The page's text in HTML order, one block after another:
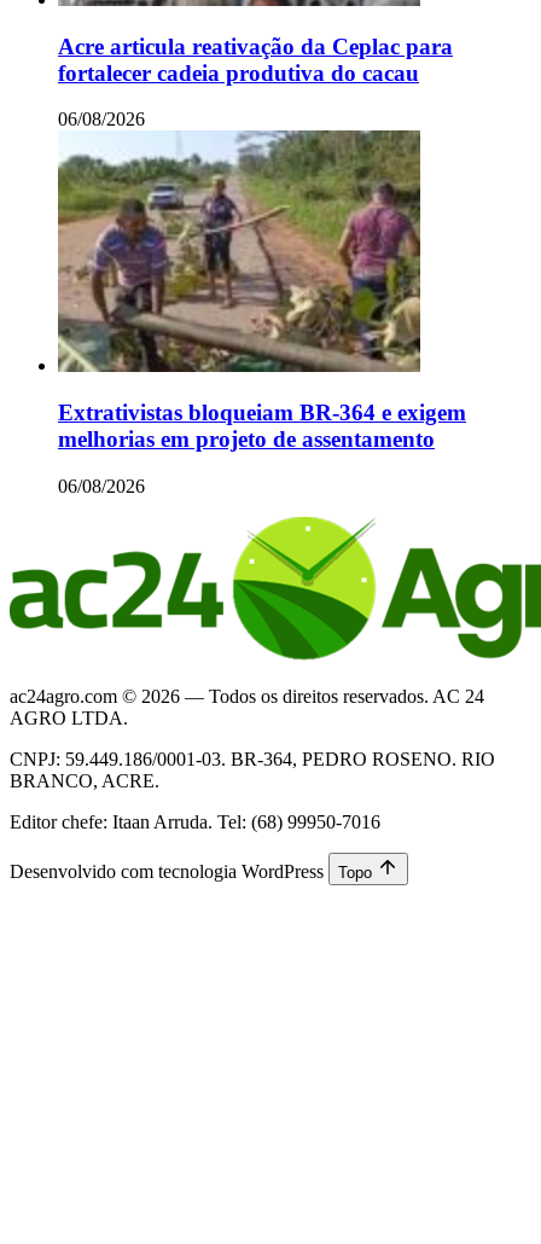
Acre articula reativação da Ceplac para
fortalecer cadeia produtiva do cacau
06/08/2026
Extrativistas bloqueiam BR-364 e exigem
melhorias em projeto de assentamento
06/08/2026
ac24agro.com © 2026 — Todos os direitos reservados. AC 24
AGRO LTDA.
CNPJ: 59.449.186/0001-03. BR-364, PEDRO ROSENO. RIO
BRANCO, ACRE.
Editor chefe: Itaan Arruda. Tel: (68) 99950-7016
Desenvolvido com tecnologia WordPress Topo